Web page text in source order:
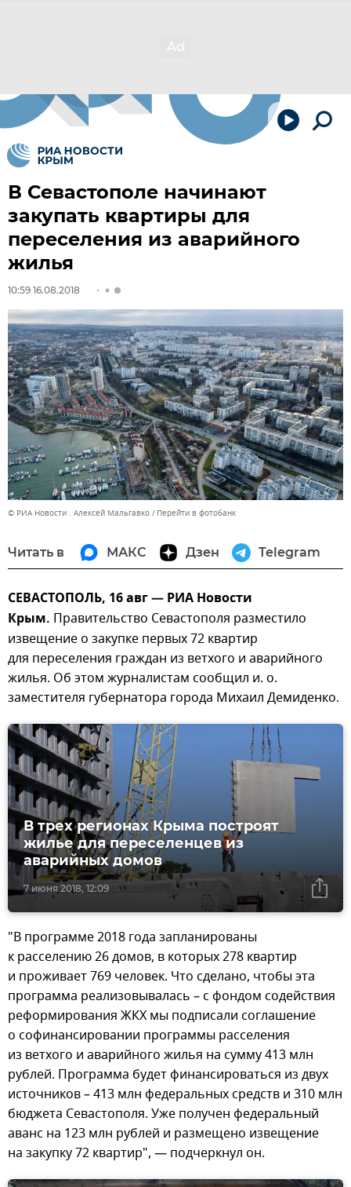
В Севастополе начинают
закупать квартиры для
переселения из аварийного
жилья
10:59 16.08.2018
© РИА Новости . Алексей Мальгавко Перейти в фотобанк
Читать в МАКС Дзен Telegram
СЕВАСТОПОЛЬ, 16 авг — РИА Новости
Крым. Правительство Севастополя разместило
извещение о закупке первых 72 квартир
для переселения граждан из ветхого и аварийного
жилья. Об этом журналистам сообщил и. о.
заместителя губернатора города Михаил Демиденко.
7 июня 2018, 12:09
В трех регионах Крыма построят
жилье для переселенцев из
аварийных домов
"В программе 2018 года запланированы
к расселению 26 домов, в которых 278 квартир
и проживает 769 человек. Что сделано, чтобы эта
программа реализовывалась – с фондом содействия
реформирования ЖКХ мы подписали соглашение
о софинансировании программы расселения
из ветхого и аварийного жилья на сумму 413 млн
рублей. Программа будет финансироваться из двух
источников – 413 млн федеральных средств и 310 млн
бюджета Севастополя. Уже получен федеральный
аванс на 123 млн рублей и размещено извещение
на закупку 72 квартир", — подчеркнул он.